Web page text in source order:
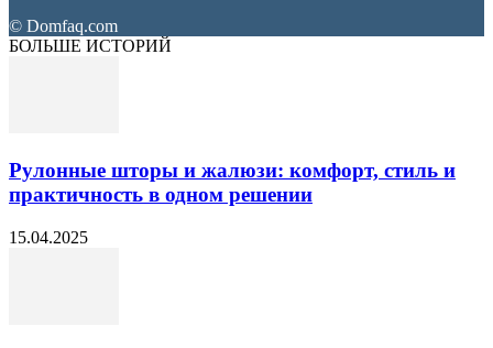
© Domfaq.com
БОЛЬШЕ ИСТОРИЙ
Рулонные шторы и жалюзи: комфорт, стиль и
практичность в одном решении
15.04.2025